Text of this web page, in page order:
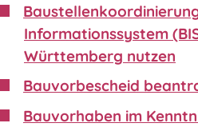
Informationssystem
Württemberg nutzen
Bauvorbescheid
Bauvorhaben im